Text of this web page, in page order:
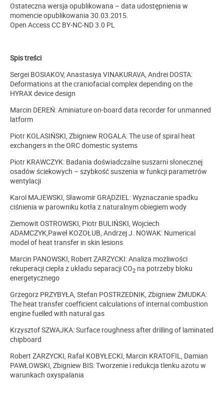
Ostateczna wersja opublikowana – data udostępnienia w
momencie opublikowania 30.03.2015.
Open Access CC BY-NC-ND 3.0 PL
Spis treści
Sergei BOSIAKOV, Anastasiya VINAKURAVA, Andrei DOSTA:
Deformations at the craniofacial complex depending on the
HYRAX device design
Marcin DEREŃ: Aminiature on-board data recorder for unmanned
latform
Piotr KOLASIŃSKI, Zbigniew ROGALA: The use of spiral heat
exchangers in the ORC domestic systems
Piotr KRAWCZYK: Badania doświadczalne suszarni słonecznej
osadów ściekowych – szybkość suszenia w funkcji parametrów
wentylacji
Karol MAJEWSKI, Sławomir GRĄDZIEL: Wyznaczanie spadku
ciśnienia w parowniku kotła z naturalnym obiegiem wody
Ziemowit OSTROWSKI, Piotr BULIŃSKI, Wojciech
ADAMCZYK,Paweł KOZOŁUB, Andrzej J. NOWAK: Numerical
model of heat transfer in skin lesions
Marcin PANOWSKI, Robert ZARZYCKI: Analiza możliwości
rekuperacji ciepła z układu separacji CO2 na potrzeby bloku
energetycznego
Grzegorz PRZYBYŁA, Stefan POSTRZEDNIK, Zbigniew ŻMUDKA:
The heat transfer coefficient calculations of internal combustion
engine fuelled with natural gas
Krzysztof SZWAJKA: Surface roughness after drilling of laminated
chipboard
Robert ZARZYCKI, Rafał KOBYŁECKI, Marcin KRATOFIL, Damian
PAWŁOWSKI, Zbigniew BIS: Tworzenie i redukcja tlenku azotu w
warunkach oxyspalania